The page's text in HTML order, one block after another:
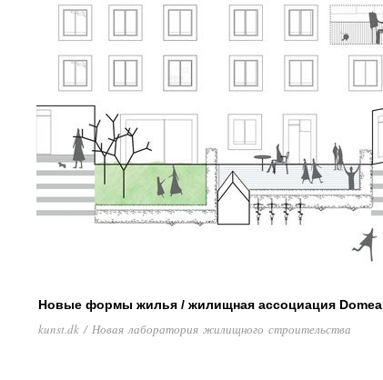
Новые формы жилья / жилищная ассоциация Domea
kunst.dk / Новая лаборатория жилищного строительства